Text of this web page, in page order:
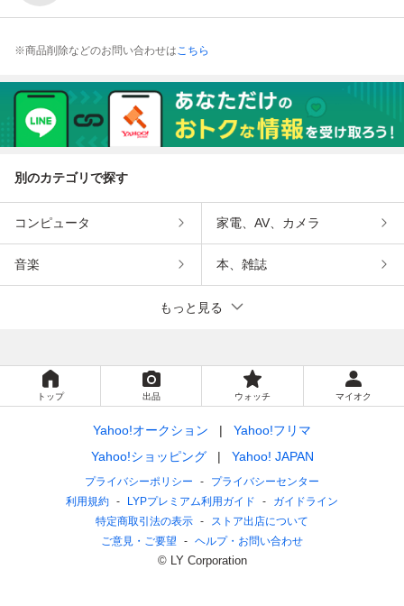
※商品削除などのお問い合わせはこちら
別のカテゴリで探す
コンピュータ 家電、AV、カメラ
音楽 本、雑誌
もっと見る
トップ 出品 ウォッチ マイオク
Yahoo!オークション
Yahoo!フリマ
Yahoo!ショッピング
Yahoo! JAPAN
プライバシーポリシー
プライバシーセンター
利用規約
LYPプレミアム利用ガイド
ガイドライン
特定商取引法の表示
ストア出店について
ご意見・ご要望
ヘルプ・お問い合わせ
© LY Corporation